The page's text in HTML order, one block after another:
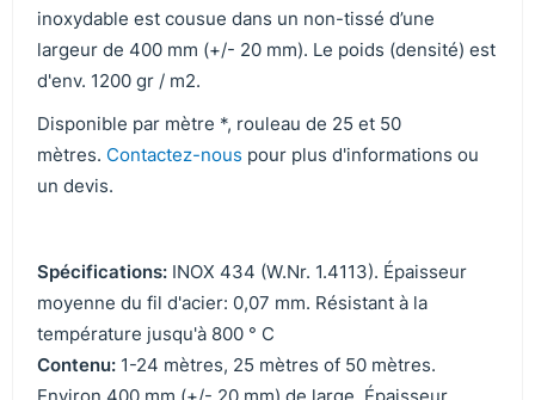
inoxydable est cousue dans un non-tissé d’une
largeur de 400 mm (+/- 20 mm). Le poids (densité) est
d'env. 1200 gr / m2.
Disponible par mètre *, rouleau de 25 et 50
mètres. Contactez-nous pour plus d'informations ou
un devis.
Spécifications: INOX 434 (W.Nr. 1.4113). Épaisseur
moyenne du fil d'acier: 0,07 mm. Résistant à la
température jusqu'à 800 ° C
Contenu: 1-24 mètres, 25 mètres of 50 mètres.